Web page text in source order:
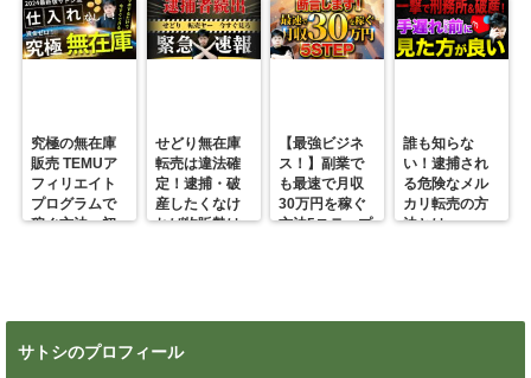
究極の無在庫
販売 TEMUア
フィリエイト
プログラムで
稼ぐ方法 初
せどり無在庫
転売は違法確
定！逮捕・破
産したくなけ
れば物販勢は
【最強ビジネ
ス！】副業で
も最速で月収
30万円を稼ぐ
方法5ステップ
誰も知らな
い！逮捕され
る危険なメル
カリ転売の方
法とは
サトシのプロフィール